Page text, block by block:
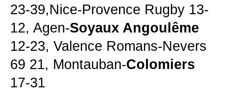
23-39,Nice-Provence Rugby 13-
12, Agen-Soyaux Angoulême
12-23, Valence Romans-Nevers
69 21, Montauban-Colomiers
17-31